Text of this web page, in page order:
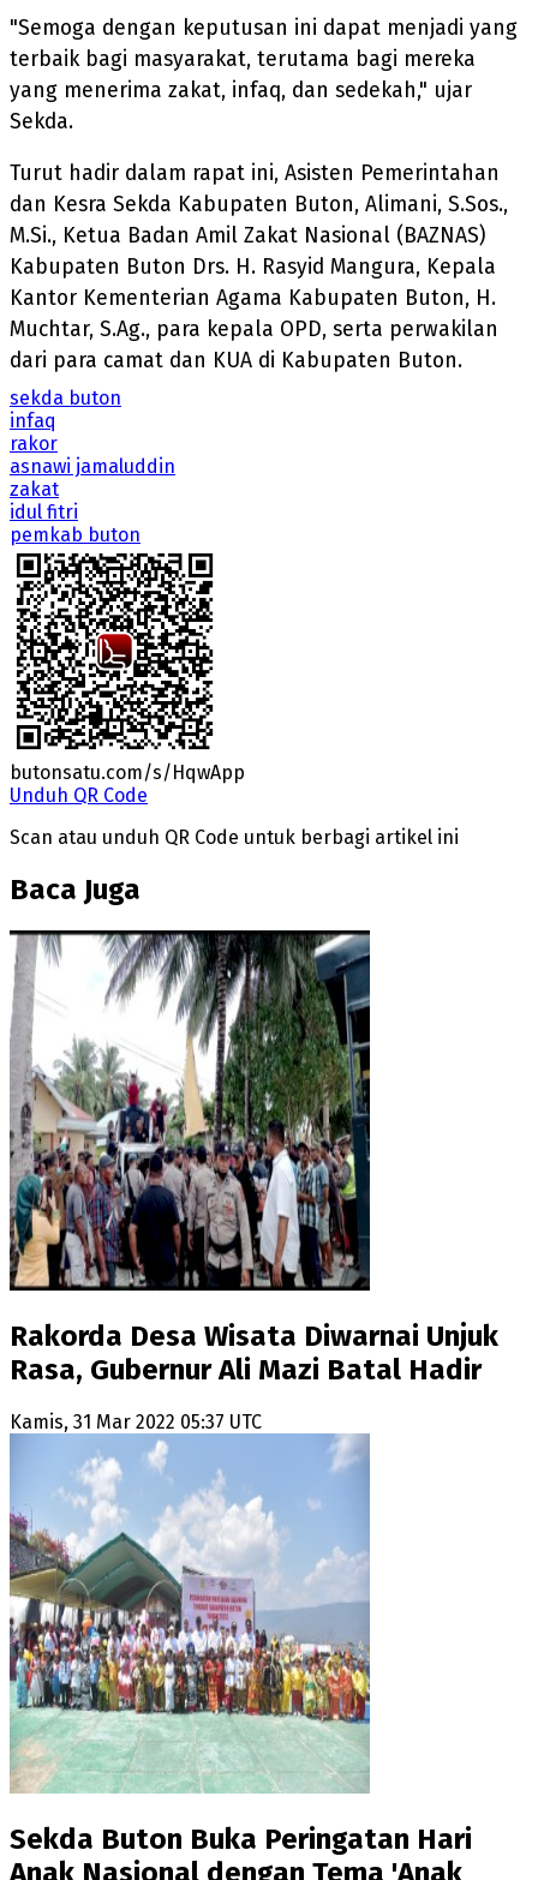
"Semoga dengan keputusan ini dapat menjadi yang
terbaik bagi masyarakat, terutama bagi mereka
yang menerima zakat, infaq, dan sedekah," ujar
Sekda.
Turut hadir dalam rapat ini, Asisten Pemerintahan
dan Kesra Sekda Kabupaten Buton, Alimani, S.Sos.,
M.Si., Ketua Badan Amil Zakat Nasional (BAZNAS)
Kabupaten Buton Drs. H. Rasyid Mangura, Kepala
Kantor Kementerian Agama Kabupaten Buton, H.
Muchtar, S.Ag., para kepala OPD, serta perwakilan
dari para camat dan KUA di Kabupaten Buton.
sekda buton
infaq
rakor
asnawi jamaluddin
zakat
idul fitri
pemkab buton
butonsatu.com/s/HqwApp
Unduh QR Code
Scan atau unduh QR Code untuk berbagi artikel ini
Baca Juga
Rakorda Desa Wisata Diwarnai Unjuk
Rasa, Gubernur Ali Mazi Batal Hadir
Kamis, 31 Mar 2022 05:37 UTC
Sekda Buton Buka Peringatan Hari
Anak Nasional dengan Tema 'Anak